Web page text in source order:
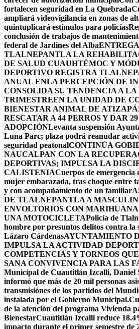
fortalecen seguridad en La Quebrada
ampliará videovigilancia en zonas de
quintuplicará estímulos para policías
conclusión de trabajos de
federal de Jardines del Alba
TLALNEPANTLA LA
DE SALUD CUAUHTÉMOC Y
DEPORTIVO REGISTRA
ANUAL ENLA PERCEPCIÓN DE
CONSOLIDA SU TENDENCIA A
TRIMESTREEN LA UNIDAD DE
BIENESTAR ANIMAL DE
RESCATAR A 44 PERROS Y DAR
ADOPCIÓNLevanta suspensión
Luna Parc; plaza podrá reanudar
seguridad peatonalCONTINÚA
NAUCALPAN CON LA
DEPORTIVAS; IMPULSA LA
CALISTENIACuerpos de emergencia
mujer embarazada, tras choque entre
y con acompañamiento de un familiar
DE TLALNEPANTLA A
ENVOLTORIOS CON
UNA MOTOCICLETAPolicía de
hombre por presuntos delitos contra la
Lázaro CárdenasAYUNTAMIENTO
IMPULSA LA ACTIVIDAD
COMPETENCIAS Y TORNEOS
SANA CONVIVENCIA PARA LAS
Municipal de Cuautitlán Izcalli, Daniel
informó que más de 20 mil personas
transmisiónes de los partidos del
instalada por el Gobierno Municipal.
de la atención del programa Vivienda
BienestarCuautitlán Izcalli reduce
impacto durante el primer semestre de